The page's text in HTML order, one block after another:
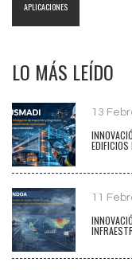
APLICACIONES
LO MÁS LEÍDO
13
11